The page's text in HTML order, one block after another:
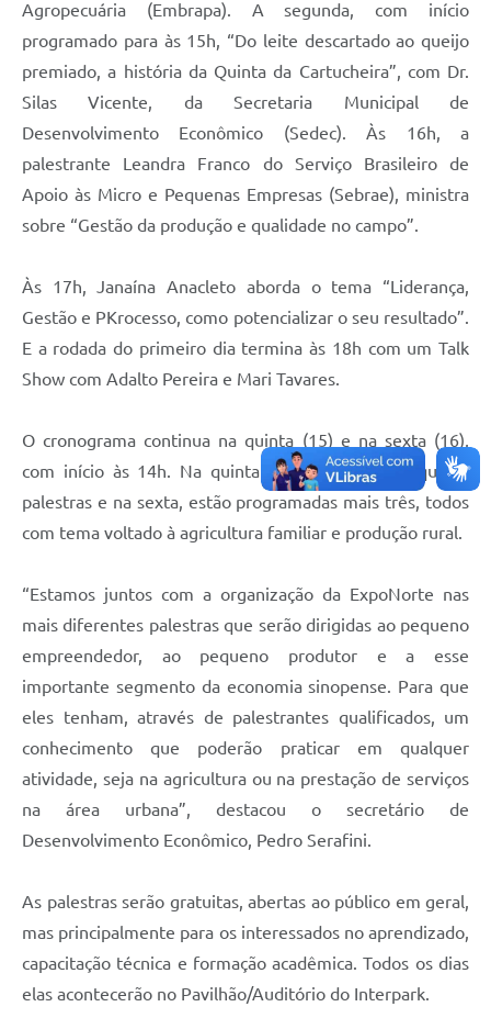
Agropecuária (Embrapa). A segunda, com início
programado para às 15h, “Do leite descartado ao queijo
premiado, a história da Quinta da Cartucheira”, com Dr.
Silas Vicente, da Secretaria Municipal de
Desenvolvimento Econômico (Sedec). Às 16h, a
palestrante Leandra Franco do Serviço Brasileiro de
Apoio às Micro e Pequenas Empresas (Sebrae), ministra
sobre “Gestão da produção e qualidade no campo”.
Às 17h, Janaína Anacleto aborda o tema “Liderança,
Gestão e PKrocesso, como potencializar o seu resultado”.
E a rodada do primeiro dia termina às 18h com um Talk
Show com Adalto Pereira e Mari Tavares.
O cronograma continua na quinta (15) e na sexta (16),
com início às 14h. Na quinta serão ministradas quatro
palestras e na sexta, estão programadas mais três, todos
com tema voltado à agricultura familiar e produção rural.
“Estamos juntos com a organização da ExpoNorte nas
mais diferentes palestras que serão dirigidas ao pequeno
empreendedor, ao pequeno produtor e a esse
importante segmento da economia sinopense. Para que
eles tenham, através de palestrantes qualificados, um
conhecimento que poderão praticar em qualquer
atividade, seja na agricultura ou na prestação de serviços
na área urbana”, destacou o secretário de
Desenvolvimento Econômico, Pedro Serafini.
As palestras serão gratuitas, abertas ao público em geral,
mas principalmente para os interessados no aprendizado,
capacitação técnica e formação acadêmica. Todos os dias
elas acontecerão no Pavilhão/Auditório do Interpark.